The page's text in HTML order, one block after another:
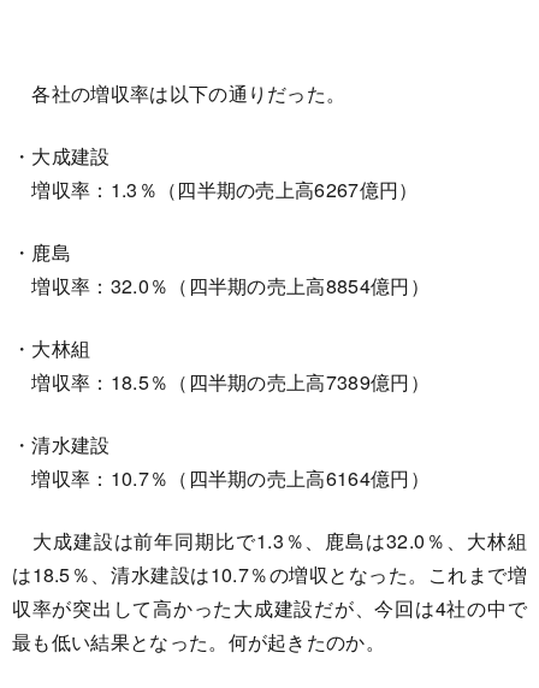
各社の増収率は以下の通りだった。
・大成建設
増収率：1.3％（四半期の売上高6267億円）
・鹿島
増収率：32.0％（四半期の売上高8854億円）
・大林組
増収率：18.5％（四半期の売上高7389億円）
・清水建設
増収率：10.7％（四半期の売上高6164億円）
大成建設は前年同期比で1.3％、鹿島は32.0％、大林組
は18.5％、清水建設は10.7％の増収となった。これまで増
収率が突出して高かった大成建設だが、今回は4社の中で
最も低い結果となった。何が起きたのか。